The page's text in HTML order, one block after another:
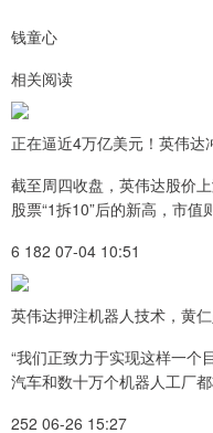
钱童心
相关阅读
正在逼近4万亿美元！英伟达
截至周四收盘，英伟达股价
股票“1拆10”后的新高，市值
6 182 07-04 10:51
英伟达押注机器人技术，黄
“我们正致力于实现这样一个
汽车和数十万个机器人工厂
252 06-26 15:27